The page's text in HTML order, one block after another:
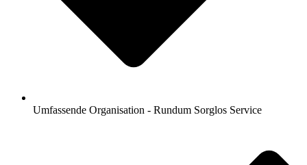
Umfassende Organisation - Rundum Sorglos Service